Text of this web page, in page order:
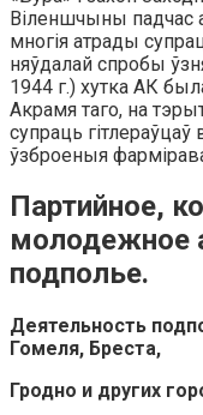
Віленшчыны падчас
многія атрады
няўдалай спробы
1944 г.) хутка АК
Акрамя таго, на
супраць гітлераўцаў
ўзброеныя
Партийное,
молодежное
подполье.
Деятельность
Гомеля, Бреста,
Гродно и других